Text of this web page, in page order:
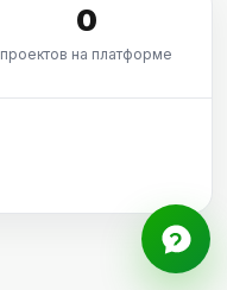
0
проектов на платформе